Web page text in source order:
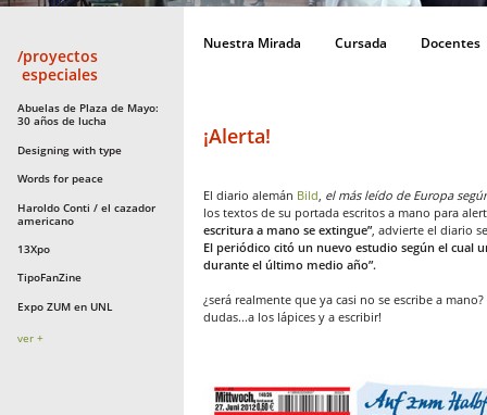
/proyectos
especiales
Abuelas de Plaza de Mayo:
30 años de lucha
Designing with type
Words for peace
Haroldo Conti / el cazador
americano
13Xpo
TipoFanZine
Expo ZUM en UNL
ver +
Nuestra Mirada Cursada Docentes
¡Alerta!
El diario alemán Bild, el más leído de Europa
los textos de su portada escritos a mano para
escritura a mano se extingue”, advierte el diario
El periódico citó un nuevo estudio según el cual
durante el último medio año”.
¿será realmente que ya casi no se escribe a
dudas...a los lápices y a escribir!